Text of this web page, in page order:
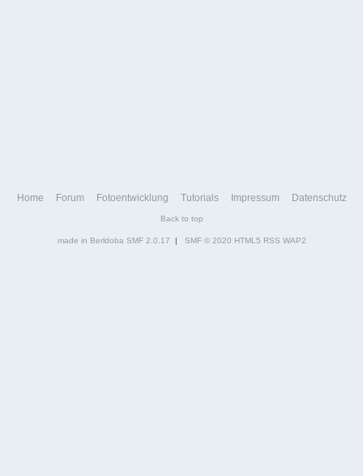
Home Forum Fotoentwicklung Tutorials Impressum Datenschutz
Back to top
made in Berldoba SMF 2.0.17 | SMF © 2020 HTML5 RSS WAP2